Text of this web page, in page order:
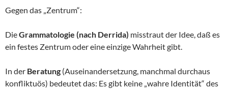
Gegen das „Zentrum“:
DieGrammatologie (nach Derrida) misstraut der Idee, daß es
ein festes Zentrum oder eine einzige Wahrheit gibt.
In der Beratung (Auseinandersetzung, manchmal durchaus
konfliktuös) bedeutet das: Es gibt keine „wahre Identität“ des